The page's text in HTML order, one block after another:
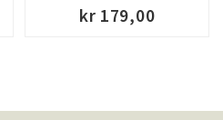
kr 179,00